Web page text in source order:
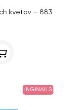
kvetov – 883
INGINAILS